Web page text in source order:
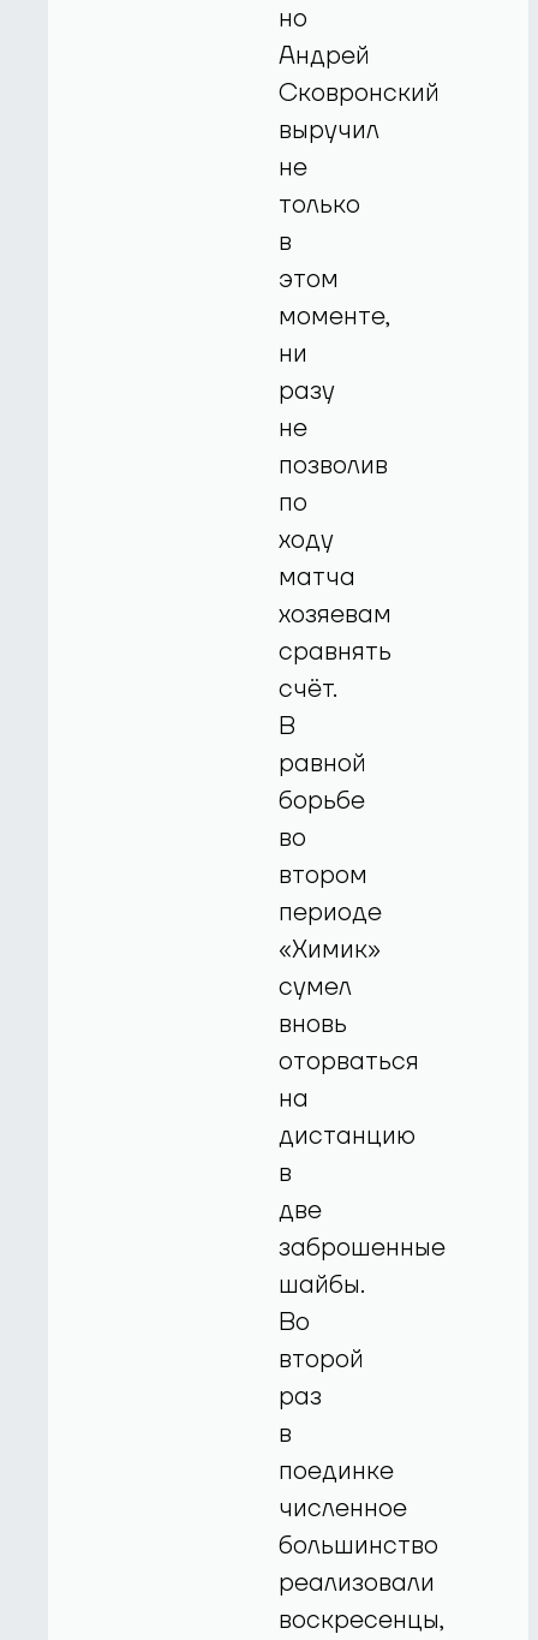
но
Андрей
Сковронский
выручил
не
только
в
этом
моменте,
ни
разу
не
позволив
по
ходу
матча
хозяевам
сравнять
счёт.
В
равной
борьбе
во
втором
периоде
«Химик»
сумел
вновь
оторваться
на
дистанцию
в
две
заброшенные
шайбы.
Во
второй
раз
в
поединке
численное
большинство
реализовали
воскресенцы,